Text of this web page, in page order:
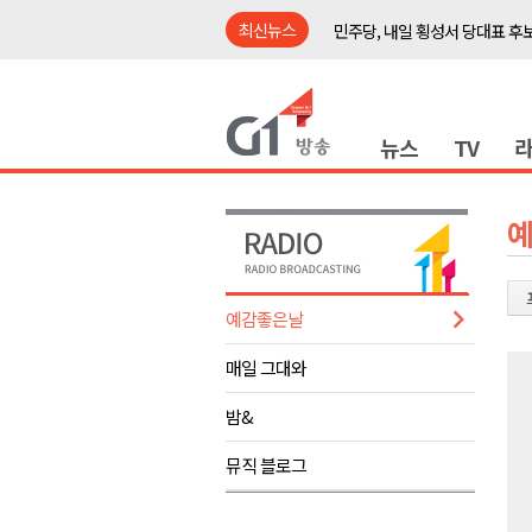
최신뉴스
민주당, 내일 횡성서 당대표 후
춘천시립 '장애아동전담어린이
양양군, 21일까지 '초등학생 틈
강원개발공사, 공기업 평가 2
도-시군 첫 간담회..우상호 "하
이 대통령, 사북·납북귀환어부
민주당, 내일 횡성서 당대표
철원 백마고지역~월정리역 경원
어젯밤 원주 아파트 정전..천 백
뉴스 TV
예감좋은날
매일 그대와
밤&
뮤직 블로그